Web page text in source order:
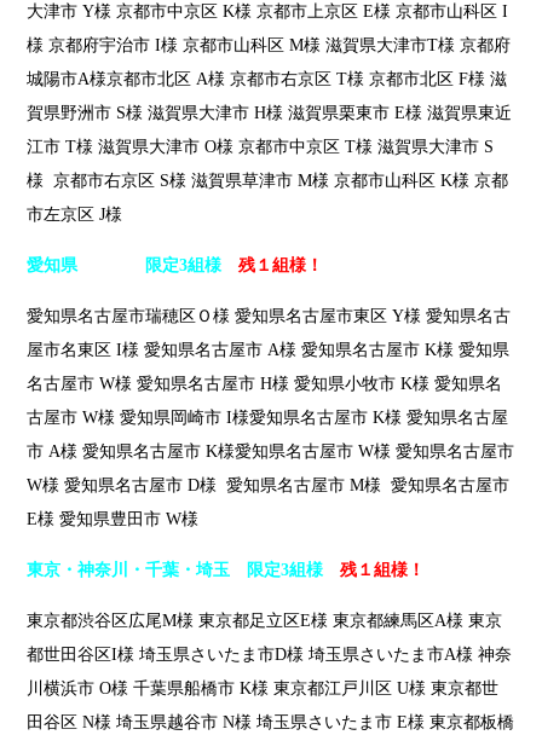
大津市 Y様 京都市中京区 K様 京都市上京区 E様 京都市山科区 I
様 京都府宇治市 I様 京都市山科区 M様 滋賀県大津市T様 京都府
城陽市A様京都市北区 A様 京都市右京区 T様 京都市北区 F様 滋
賀県野洲市 S様 滋賀県大津市 H様 滋賀県栗東市 E様 滋賀県東近
江市 T様 滋賀県大津市 O様 京都市中京区 T様 滋賀県大津市 S
様 京都市右京区 S様 滋賀県草津市 M様 京都市山科区 K様 京都
市左京区 J様
愛知県 限定3組様残１組様！
愛知県名古屋市瑞穂区Ｏ様 愛知県名古屋市東区 Y様 愛知県名古
屋市名東区 I様 愛知県名古屋市 A様 愛知県名古屋市 K様 愛知県
名古屋市 W様 愛知県名古屋市 H様 愛知県小牧市 K様 愛知県名
古屋市 W様 愛知県岡崎市 I様愛知県名古屋市 K様 愛知県名古屋
市 A様 愛知県名古屋市 K様愛知県名古屋市 W様 愛知県名古屋市
W様 愛知県名古屋市 D様 愛知県名古屋市 M様 愛知県名古屋市
E様 愛知県豊田市 W様
東京・神奈川・千葉・埼玉 限定3組様残１組様！
東京都渋谷区広尾M様 東京都足立区E様 東京都練馬区A様 東京
都世田谷区I様 埼玉県さいたま市D様 埼玉県さいたま市A様 神奈
川横浜市 O様 千葉県船橋市 K様 東京都江戸川区 U様 東京都世
田谷区 N様 埼玉県越谷市 N様 埼玉県さいたま市 E様 東京都板橋